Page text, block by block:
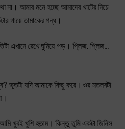
আমার মনে হচ্ছে আমাদের খাটের নিচে
গায়ে তামাকের গন্ধ।
এখানে রেখে ঘুমিয়ে পড়। প্লিজ, প্লিজ…
ভূতটা যদি আমাকে কিছু করে। ওর মতলবটা
খুবই খুশি হতাম। কিন্তু তুমি একটা জিনিস